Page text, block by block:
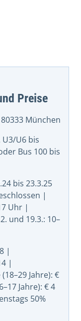
Preise
München
U3/U6 bis
Bus 100 bis
bis 23.3.25
|
Uhr |
und 19.3.: 10–
|
|
Jahre): €
Jahre): € 4
50%